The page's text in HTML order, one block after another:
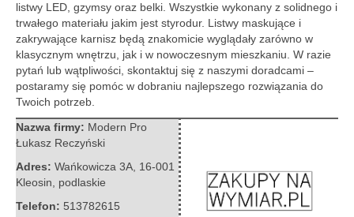
listwy LED, gzymsy oraz belki. Wszystkie wykonany z solidnego i
trwałego materiału jakim jest styrodur. Listwy maskujące i
zakrywające karnisz będą znakomicie wyglądały zarówno w
klasycznym wnętrzu, jak i w nowoczesnym mieszkaniu. W razie
pytań lub wątpliwości, skontaktuj się z naszymi doradcami –
postaramy się pomóc w dobraniu najlepszego rozwiązania do
Twoich potrzeb.
Nazwa firmy: Modern Pro
Łukasz Reczyński
Adres: Wańkowicza 3A 16-001
Kleosin
podlaskie
Telefon: 513782615